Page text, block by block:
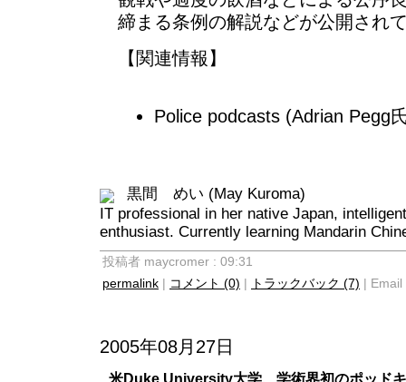
締まる条例の解説などが公開され
【関連情報】
Police podcasts (Adrian Pegg
黒間 めい (May Kuroma)
IT professional in her native Japan,
enthusiast. Currently learning Mandarin
投稿者 maycromer : 09:31
permalink | コメント (0) | トラックバック (7) |
2005年08月27日
米Duke University大学、学術界初のポッド